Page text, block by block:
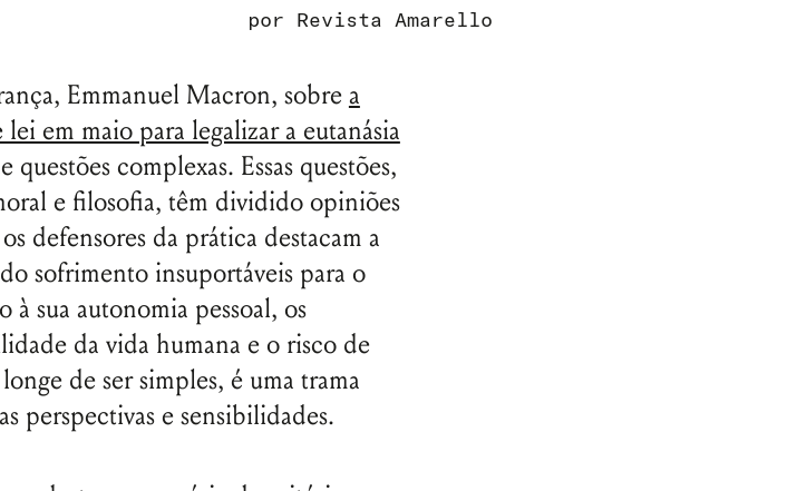
por Revista Amarello
Emmanuel Macron, sobre a
em maio para legalizar a eutanásia
complexas. Essas questões,
e filosofia, têm dividido opiniões
defensores da prática destacam a
sofrimento insuportáveis para o
à sua autonomia pessoal, os
da vida humana e o risco de
de ser simples, é uma trama
perspectivas e sensibilidades.